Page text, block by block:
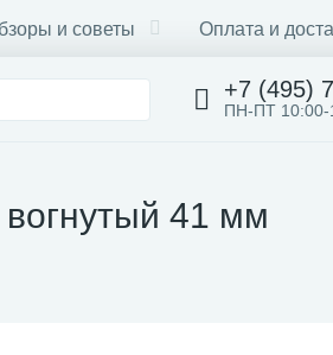
и советы Оплата и
+7 (495)
ПН-ПТ 10:00-
41 мм